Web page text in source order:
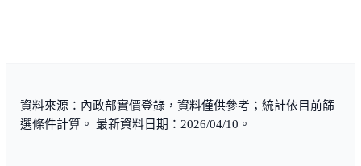
資料來源：內政部實價登錄，資料僅供參考；統計依目前篩
選條件計算。 最新資料日期：2026/04/10。